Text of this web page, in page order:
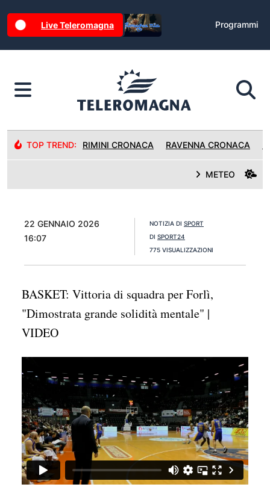
Live Teleromagna Programmi
TOP TREND: RIMINI CRONACA RAVENNA CRONACA
METEO
22 GENNAIO 2026
16:07
NOTIZIA DI SPORT
DI SPORT24
775 VISUALIZZAZIONI
BASKET: Vittoria di squadra per Forlì,
"Dimostrata grande solidità mentale" |
VIDEO